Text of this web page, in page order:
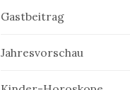
Gastbeitrag
Jahresvorschau